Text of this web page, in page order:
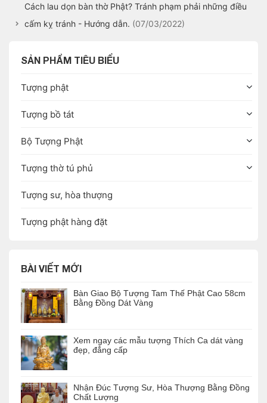
Cách lau dọn bàn thờ Phật? Tránh phạm phải những điều
cấm kỵ tránh - Hướng dẫn. (07/03/2022)
SẢN PHẨM TIÊU BIỂU
Tượng phật
Tượng bồ tát
Bộ Tượng Phật
Tượng thờ tú phủ
Tượng sư, hòa thượng
Tượng phật hàng đặt
BÀI VIẾT MỚI
Bàn Giao Bộ Tượng Tam Thế Phật Cao 58cm
Bằng Đồng Dát Vàng
Xem ngay các mẫu tượng Thích Ca dát vàng
đẹp, đẳng cấp
Nhận Đúc Tượng Sư, Hòa Thượng Bằng Đồng
Chất Lượng